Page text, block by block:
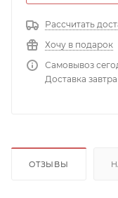
Рассчитать
Хочу в подарок
Самовывоз
Доставка
ОТЗЫВЫ